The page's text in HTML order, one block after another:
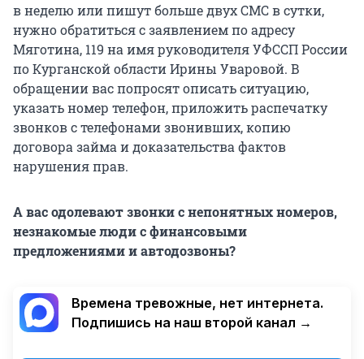
в неделю или пишут больше двух СМС в сутки,
нужно обратиться с заявлением по адресу
Мяготина, 119 на имя руководителя УФССП России
по Курганской области Ирины Уваровой. В
обращении вас попросят описать ситуацию,
указать номер телефон, приложить распечатку
звонков с телефонами звонивших, копию
договора займа и доказательства фактов
нарушения прав.
А вас одолевают звонки с непонятных номеров,
незнакомые люди с финансовыми
предложениями и автодозвоны?
Времена тревожные, нет интернета.
Подпишись на наш второй канал →